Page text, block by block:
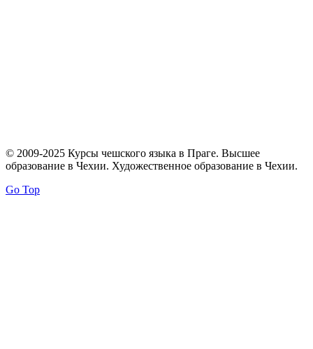
© 2009-2025 Курсы чешского языка в Праге. Высшее
образование в Чехии. Художественное образование в Чехии.
Go Top